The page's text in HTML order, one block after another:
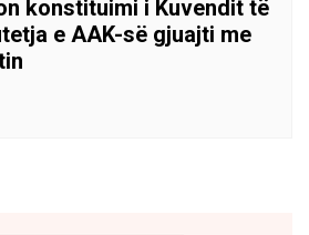
konstituimi i Kuvendit të
e AAK-së gjuajti me